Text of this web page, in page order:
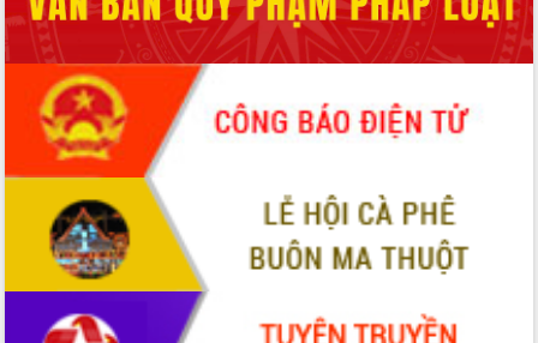
nhất, Quốc hội khóa XVI
Quyết liệt cải cách hành chính, khơi
thông nguồn lực phát triển
Nâng cao hiệu lực, hiệu quả HĐND
tỉnh thông qua hiện đại hóa hành chính
Xã Ea Phê gắn cải cách hành chính với
chuyển đổi số
Phó Chủ tịch Thường trực UBND tỉnh
Hồ Thị Nguyên Thảo làm việc tại Trung
tâm Phục vụ hành chính công xã Ea
Xây dựng nền hành chính số đồng
hành cùng nông dân dân, doanh nghiệp